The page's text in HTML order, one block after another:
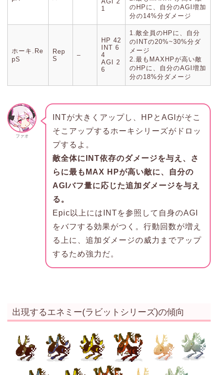
1
のHPに、自分のAGI増加
分の14%分ダメージ
ホーキ.Re
pS
Rep
S
–
HP 42
INT 6
4
AGI 2
6
1.敵全員のHPに、自分
のINTの20%~30%分ダ
メージ
2.最もMAXHPが高い敵
のHPに、自分のAGI増加
分の18%分ダメージ
ファオ
INTが大きくアップし、HPとAGIがそこ
そこアップするホーキシリーズがドロッ
プするよ。
敵全体にINT依存のダメージを与え、さ
らに最もMAX HPが高い敵に、自分の
AGIバフ量に応じた追加ダメージを与え
る。
Epic以上にはINTを参照して自身のAGI
をバフする効果がつく。行動回数が増え
る上に、追加ダメージの威力までアップ
するため強力だ。
出現するエネミー(ラビットシリーズ)の傾向